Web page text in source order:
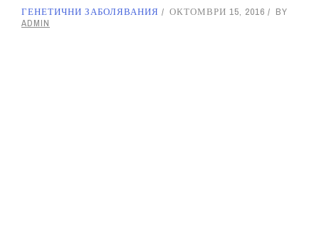
ГЕНЕТИЧНИ ЗАБОЛЯВАНИЯ ОКТОМВРИ 15, 2016
BY
ADMIN